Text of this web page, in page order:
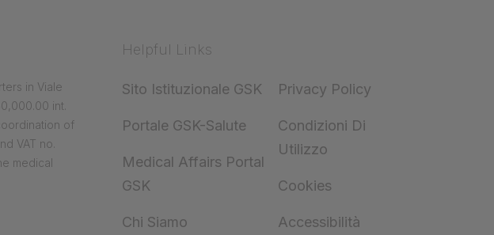
Helpful Links
in Viale
int.
of
VAT no.
medical
Sito Istituzionale GSK
Portale GSK-Salute
Medical Affairs Portal
GSK
Chi Siamo
Privacy Policy
Condizioni Di
Utilizzo
Cookies
Accessibilità